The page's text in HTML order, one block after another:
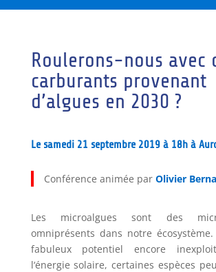
Roulerons-nous avec
carburants provenant
d’algues en 2030 ?
Le samedi 21 septembre 2019 à 18h à
Conférence animée par Olivier
Les microalgues sont des
omniprésents dans notre
fabuleux potentiel encore
l‘énergie solaire, certaines espèces